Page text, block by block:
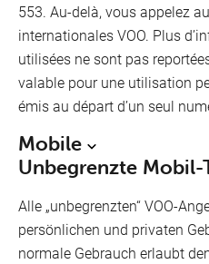
553. Au-delà, vous appelez
internationales VOO. Plus
utilisées ne sont pas
valable pour une utilisation
émis au départ d’un seul
Mobile
Unbegrenzte Mobil-
Alle „unbegrenzten“ VOO-
persönlichen und privaten
normale Gebrauch erlaubt